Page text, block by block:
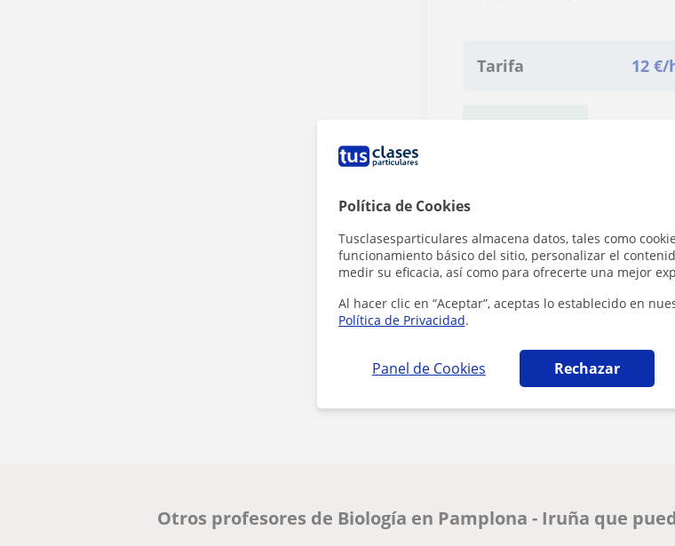
Política de Cookies
Tusclasesparticulares almacena datos, tales como
funcionamiento básico del sitio, personalizar el
medir su eficacia, así como para ofrecerte una mejor
Al hacer clic en “Aceptar”, aceptas lo establecido en
Política de Privacidad.
Panel de Cookies Rechazar
Tarifa 12 €/
¿Hay algún error en este perfil?
Otros profesores de Biología en Pamplona - Iruña que